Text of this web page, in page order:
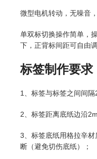
微型电机转动，无噪音
单双标切换操作简单，
下，正背标间距可自由调
标签制作要求
1、标签与标签之间间隔
2、标签距离底纸边沿
3、标签底纸用格拉辛
断（避免切伤底纸）；